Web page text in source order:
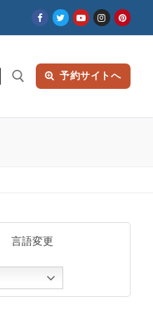
予約サイトへ
言語変更